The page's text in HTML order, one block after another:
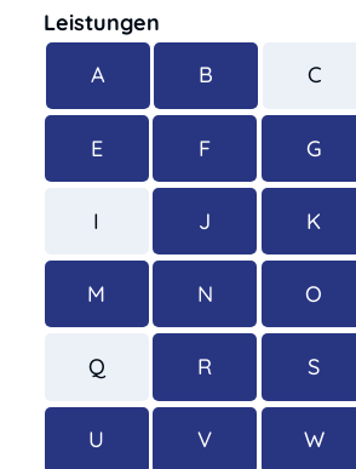
Leistungen
A
B C
E F G
I J K
M N O
Q R S
U V W